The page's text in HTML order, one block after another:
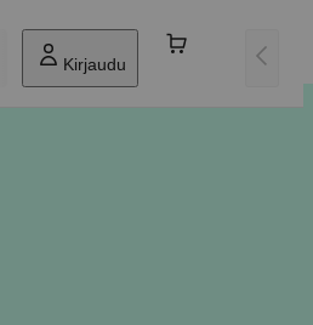
Kirjaudu